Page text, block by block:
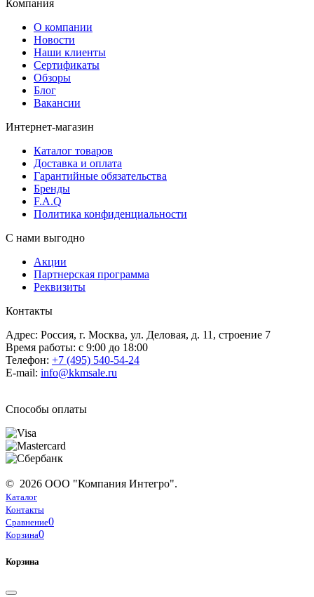
Компания
О компании
Новости
Наши клиенты
Сертификаты
Обзоры
Блог
Вакансии
Интернет-магазин
Каталог товаров
Доставка и оплата
Гарантийные обязательства
Бренды
F.A.Q
Политика конфиденциальности
С нами выгодно
Акции
Партнерская программа
Реквизиты
Контакты
Адрес: Россия, г. Москва, ул. Деловая, д. 11, строение 7
Время работы: с 9:00 до 18:00
Телефон: +7 (495) 540-54-24
E-mail: info@kkmsale.ru
Способы оплаты
© 2026 ООО "Компания Интегро".
Каталог
Контакты
Сравнение0
Корзина0
Корзина